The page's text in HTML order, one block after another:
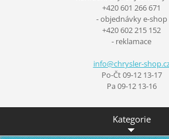
+420 601 266 671
- objednávky e-shop
+420 602 215 152
- reklamace
info@chrysler-sh
Po-Čt 09-12 13-17
Pa 09-12 13-16
Kategorie